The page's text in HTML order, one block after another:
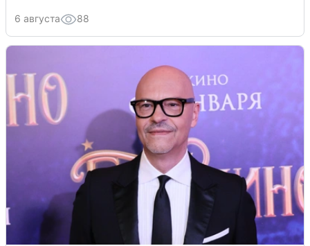
6 августа 88